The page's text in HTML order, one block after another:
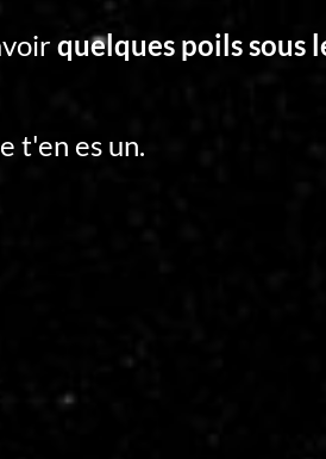
quelques poils sous
t'en es un.